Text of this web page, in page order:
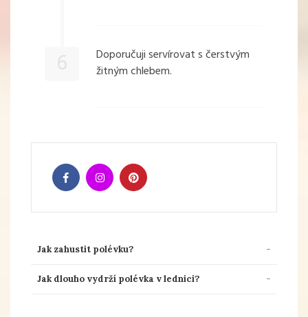
Doporučuji servírovat s čerstvým
žitným chlebem.
Jak zahustit polévku?
Jak dlouho vydrží polévka v lednici?